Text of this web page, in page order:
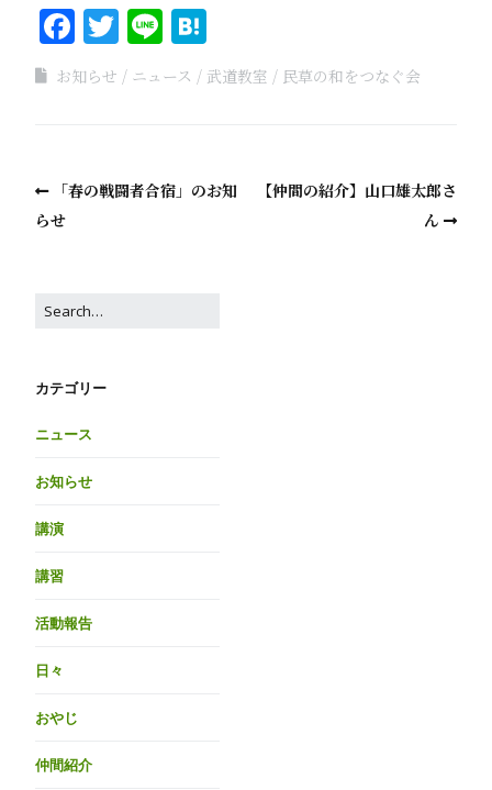
Facebook
Twitter
Line
お知らせ ニュース 武道教室 民草の和をつなぐ会
「春の戦闘者合宿」のお知
らせ
【仲間の紹介】山口雄太郎さ
ん
カテゴリー
ニュース
お知らせ
講演
講習
活動報告
日々
おやじ
仲間紹介